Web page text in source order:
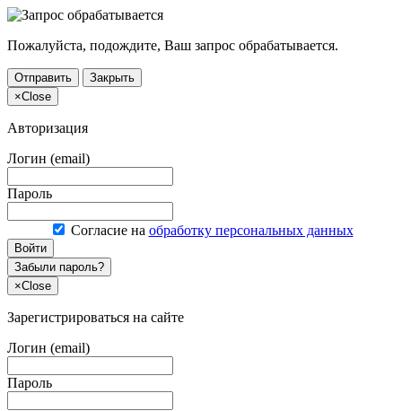
Пожалуйста, подождите, Ваш запрос обрабатывается.
Отправить
Закрыть
×Close
Авторизация
Логин (email)
Пароль
Согласие на обработку персональных данных
Войти
Забыли пароль?
×Close
Зарегистрироваться на сайте
Логин (email)
Пароль